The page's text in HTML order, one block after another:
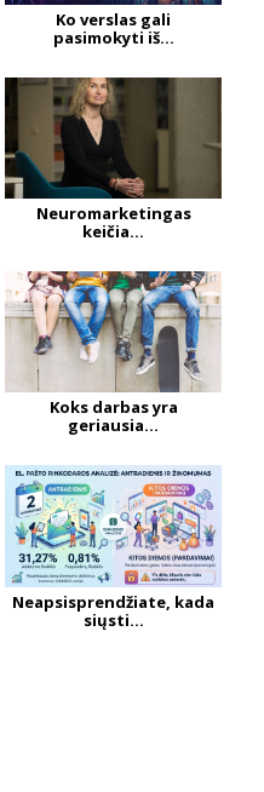
Ko verslas gali
pasimokyti iš...
Neuromarketingas
keičia...
Koks darbas yra
geriausia...
Neapsisprendžiate, kada
siųsti...